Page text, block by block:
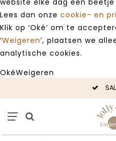
website elke dag een
Lees dan onze cookie- en
Klik op ‘Oké’ om te
‘Weigeren’, plaatsen we
analytische cookies.
OkéWeigeren